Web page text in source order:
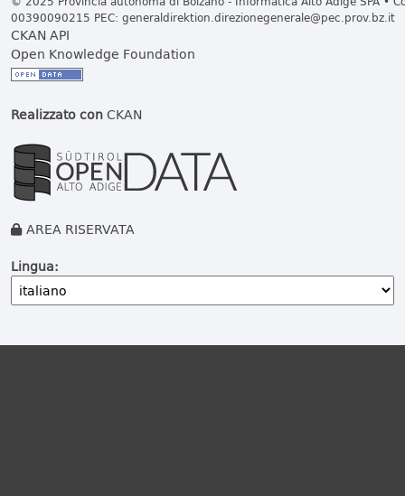
00390090215 PEC: generaldirektion.direzionegenerale@pec.prov.bz.it
CKAN API
Open Knowledge Foundation
Realizzato conCKAN
AREA RISERVATA
Lingua